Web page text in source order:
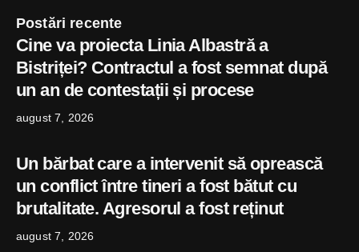
Postări recente
Cine va proiecta Linia Albastră a
Bistriței? Contractul a fost semnat după
un an de contestații și procese
august 7, 2026
Un bărbat care a intervenit să oprească
un conflict între tineri a fost bătut cu
brutalitate. Agresorul a fost reținut
august 7, 2026